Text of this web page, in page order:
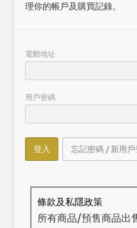
理你的帳戶及購買記錄。
電郵地址
用戶密碼
登入 忘記密碼 / 新用
條款及私隱政策
所有商品/預售商品出